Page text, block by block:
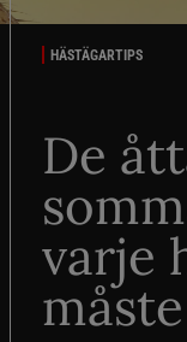
HÄSTÄGARTIPS
De
varje